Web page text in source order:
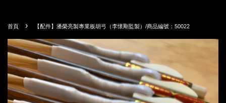
首頁 › 【配件】潘榮亮製專業板胡弓（李懷剛監製）/商品編號：50022